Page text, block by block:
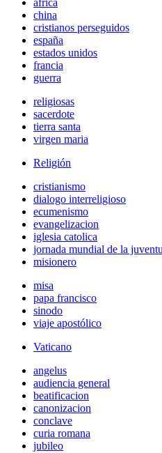
áfrica
china
cristianos perseguidos
españa
estados unidos
francia
guerra
religiosas
sacerdote
tierra santa
virgen maria
Religión
cristianismo
dialogo interreligioso
ecumenismo
evangelizacion
iglesia catolica
jornada mundial de la
misionero
misa
papa francisco
sinodo
viaje apostólico
Vaticano
angelus
audiencia general
beatificacion
canonizacion
conclave
curia romana
jubileo